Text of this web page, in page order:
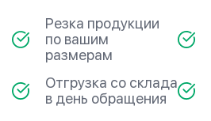
Резка продукции
по вашим
размерам
Отгрузка со склада
в день обращения